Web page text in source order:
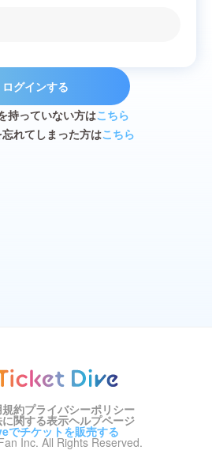
ログインする
持っていない方はこちら
れてしまった方はこちら
約プライバシーポリシー
関する表示ヘルプページ
でチケットを販売する
Inc. All Rights Reserved.